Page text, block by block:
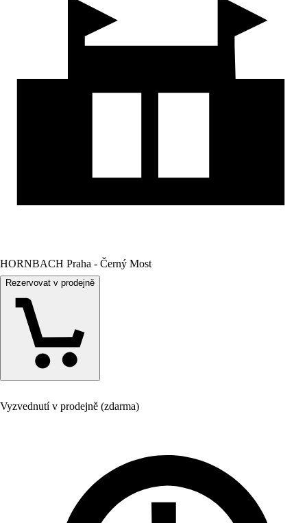
HORNBACH Praha - Černý Most
Rezervovat v prodejně
Vyzvednutí v prodejně (zdarma)